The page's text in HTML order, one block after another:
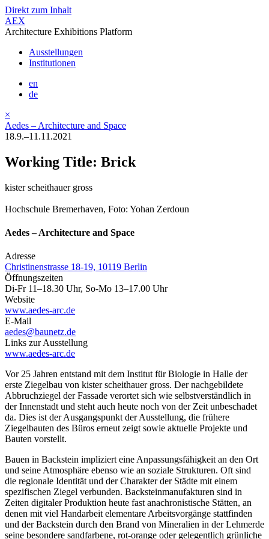
Direkt zum Inhalt
AEX
Architecture Exhibitions Platform
Ausstellungen
Institutionen
en
de
×
Aedes – Architecture and Space
18.9.–11.11.2021
Working Title: Brick
kister scheithauer gross
Hochschule Bremerhaven, Foto: Yohan Zerdoun
Aedes – Architecture and Space
Adresse
Christinenstrasse 18-19, 10119 Berlin
Öffnungszeiten
Di-Fr 11–18.30 Uhr, So-Mo 13–17.00 Uhr
Website
www.aedes-arc.de
E-Mail
aedes@baunetz.de
Links zur Ausstellung
www.aedes-arc.de
Vor 25 Jahren entstand mit dem Institut für Biologie in Halle der
erste Ziegelbau von kister scheithauer gross. Der nachgebildete
Abbruchziegel der Fassade verortet sich wie selbstverständlich in
der Innenstadt und steht auch heute noch von der Zeit unbeschadet
da. Dies ist der Ausgangspunkt der Ausstellung, die frühere
Ziegelbauten des Büros erneut zeigt sowie aktuelle Projekte und
Bauten vorstellt.
Bauen in Backstein impliziert eine Anpassungsfähigkeit an den Ort
und seine Atmosphäre ebenso wie an soziale Strukturen. Oft sind
die regionale Identität und der Charakter der Städte mit einem
spezifischen Ziegel verbunden. Backsteinmanufakturen sind in
Zeiten digitaler Produktion heute fast anachronistische Stätten, an
denen mit viel Handarbeit elementare Arbeitsvorgänge stattfinden
und der Backstein durch den Brand von Mineralien in der Lehmerde
seine besondere sandfarbene, rot-orange oder gelegentlich grünliche